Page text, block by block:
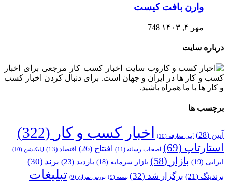
وارن بافت کیست
مهر ۴, ۱۴۰۳ 748
درباره سایت
وب سایت اخبار کسب کار مرجعی برای اخبار
کسب و کار ها در ایران و جهان است. برای دنبال کردن اخبار کسب
و کار ها با ما همراه باشید.
برچسب ها
آیین (28) آیین معارفه (10) اخبار کسب و کار (322)
استارتاپ (69) اصحاب رسانه (11) افتتاح (26) اقتصاد (13) اپلیکیشن (10)
ایرانی (19) بازار (58) بازار سرمایه (18) بازدید (23) برند (30)
برندینگ (21) برگزار شد (32) بسته (9) بورس تهران (9)
تبلیغات